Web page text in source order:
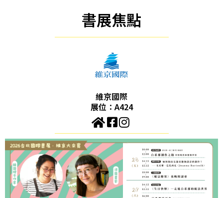
書展焦點
維京國際
展位：A424